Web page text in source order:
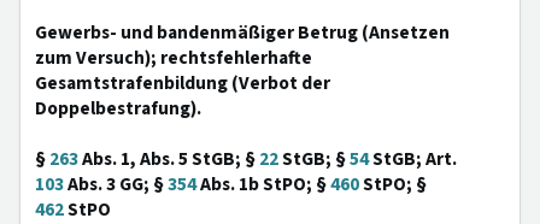
Gewerbs- und bandenmäßiger Betrug (Ansetzen
zum Versuch); rechtsfehlerhafte
Gesamtstrafenbildung (Verbot der
Doppelbestrafung).
§263Abs. 1, Abs. 5 StGB; §22StGB; §54StGB; Art.
103Abs. 3 GG; §354Abs. 1b StPO; §460StPO; §
462StPO